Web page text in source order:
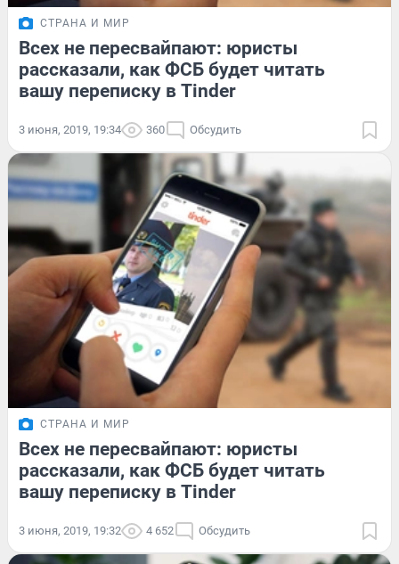
СТРАНА И МИР
Всех не пересвайпают: юристы
рассказали, как ФСБ будет читать
вашу переписку в Tinder
3 июня, 2019, 19:34 360 Обсудить
СТРАНА И МИР
Всех не пересвайпают: юристы
рассказали, как ФСБ будет читать
вашу переписку в Tinder
3 июня, 2019, 19:32 4 652 Обсудить